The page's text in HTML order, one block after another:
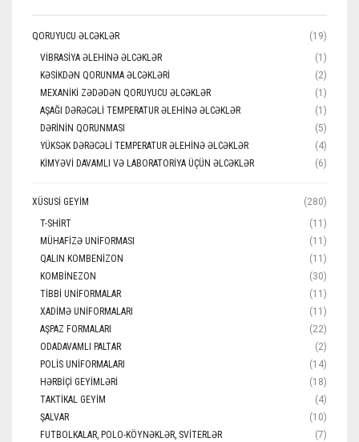
QORUYUCU ƏLCƏKLƏR
(19)
VIBRASIYA ƏLEHINƏ ƏLCƏKLƏR
(1)
KƏSIKDƏN QORUNMA ƏLCƏKLƏRI
(2)
MEXANIKI ZƏDƏDƏN QORUYUCU ƏLCƏKLƏR
(1)
AŞAĞI DƏRƏCƏLI TEMPERATUR ƏLEHINƏ ƏLCƏKLƏR
(1)
DƏRININ QORUNMASI
(5)
YÜKSƏK DƏRƏCƏLI TEMPERATUR ƏLEHINƏ ƏLCƏKLƏR
(4)
KIMYƏVI DAVAMLI VƏ LABORATORIYA ÜÇÜN ƏLCƏKLƏR
(6)
XÜSUSI GEYIM
(280)
T-SHIRT
(11)
MÜHAFIZƏ UNIFORMASI
(11)
QALIN KOMBENIZON
(11)
KOMBINEZON
(30)
TIBBI UNIFORMALAR
(11)
XADIMƏ UNIFORMALARI
(11)
AŞPAZ FORMALARI
(22)
ODADAVAMLI PALTAR
(2)
POLIS UNIFORMALARI
(14)
HƏRBIÇI GEYIMLƏRI
(18)
TAKTIKAL GEYIM
(4)
ŞALVAR
(10)
FUTBOLKALAR, POLO-KÖYNƏKLƏR, SVITERLƏR
(7)